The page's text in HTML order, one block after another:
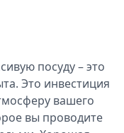
посуду – это
Это инвестиция
вашего
вы проводите